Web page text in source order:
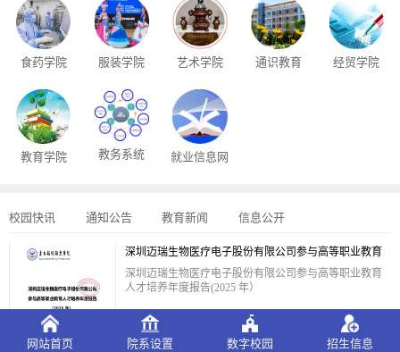
食药学院 服装学院 艺术学院 通识教育 经贸学院
教育学院 教务系统 就业信息网
校园快讯 通知公告 教育新闻 信息公开
深圳迈瑞生物医疗电子股份有限公司参与高等职业教育
人才培养年度报告(2025 年）
深圳迈瑞生物医疗电子股份有限公司参与高等职业教育
人才培养年度报告(2025 年）
（2024年度）云南轻纺职业学院质量年度报告
网站首页 院系设置 数字校园 招生信息